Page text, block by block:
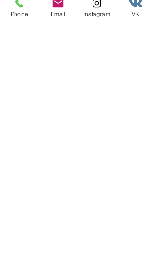
Phone Email Instagram VK